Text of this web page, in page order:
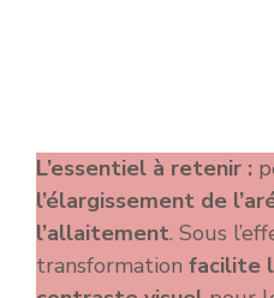
L’essentiel à retenir :
l’élargissement de
l’allaitement. Sous
transformation facilite